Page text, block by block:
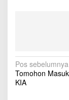
N
a
Pos sebelumnya
Tomohon
KIA